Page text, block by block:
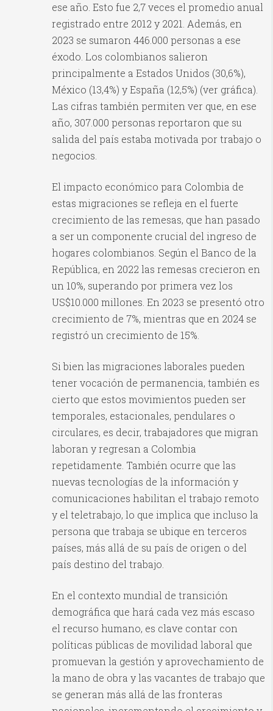
ese año. Esto fue 2,7 veces el promedio anual
registrado entre 2012 y 2021. Además, en
2023 se sumaron 446.000 personas a ese
éxodo. Los colombianos salieron
principalmente a Estados Unidos (30,6%),
México (13,4%) y España (12,5%) (ver gráfica).
Las cifras también permiten ver que, en ese
año, 307.000 personas reportaron que su
salida del país estaba motivada por trabajo o
negocios.
El impacto económico para Colombia de
estas migraciones se refleja en el fuerte
crecimiento de las remesas, que han pasado
a ser un componente crucial del ingreso de
hogares colombianos. Según el Banco de la
República, en 2022 las remesas crecieron en
un 10%, superando por primera vez los
US$10.000 millones. En 2023 se presentó otro
crecimiento de 7%, mientras que en 2024 se
registró un crecimiento de 15%.
Si bien las migraciones laborales pueden
tener vocación de permanencia, también es
cierto que estos movimientos pueden ser
temporales, estacionales, pendulares o
circulares, es decir, trabajadores que migran
laboran y regresan a Colombia
repetidamente. También ocurre que las
nuevas tecnologías de la información y
comunicaciones habilitan el trabajo remoto
y el teletrabajo, lo que implica que incluso la
persona que trabaja se ubique en terceros
países, más allá de su país de origen o del
país destino del trabajo.
En el contexto mundial de transición
demográfica que hará cada vez más escaso
el recurso humano, es clave contar con
políticas públicas de movilidad laboral que
promuevan la gestión y aprovechamiento de
la mano de obra y las vacantes de trabajo que
se generan más allá de las fronteras